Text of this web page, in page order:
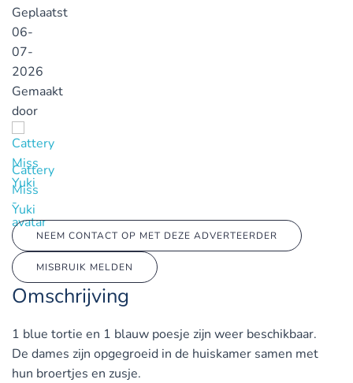
Geplaatst
06-
07-
2026
Gemaakt
door
Cattery
Miss
Yuki
NEEM CONTACT OP MET DEZE ADVERTEERDER
MISBRUIK MELDEN
Omschrijving
1 blue tortie en 1 blauw poesje zijn weer beschikbaar.
De dames zijn opgegroeid in de huiskamer samen met
hun broertjes en zusje.